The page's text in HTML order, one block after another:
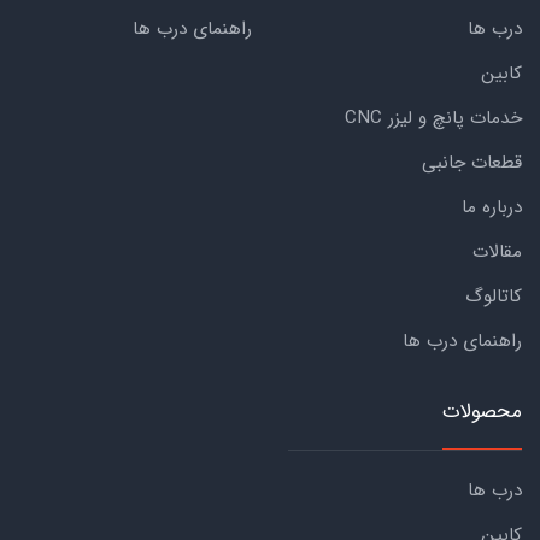
درب ها
کابین
خدمات پانچ و لیزر CNC
قطعات جانبی
درباره ما
مقالات
کاتالوگ
راهنمای درب ها
راهنمای درب ها
محصولات
درب ها